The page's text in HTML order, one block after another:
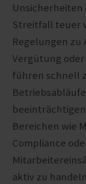
Unsicherheiten
Streitfall teuer
Regelungen
Vergütung
führen schnell
Bereichen wie
Compliance
aktiv zu